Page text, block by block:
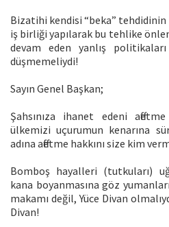
Bizatihi kendisi “beka”
iş birliği yapılarak bu tehlike
devam eden yanlış
düşmemeliydi!
Sayın Genel Başkan;
Şahsınıza ihanet edeni
ülkemizi uçurumun kenarına
adına affetme hakkını size kim
Bomboş hayalleri (tutkuları)
kana boyanmasına göz
makamı değil, Yüce Divan
Divan!